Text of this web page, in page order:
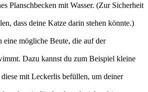
Planschbecken mit Wasser. (Zur Sicherheit
dass deine Katze darin stehen könnte.)
eine mögliche Beute, die auf der
Dazu kannst du zum Beispiel kleine
mit Leckerlis befüllen, um deiner